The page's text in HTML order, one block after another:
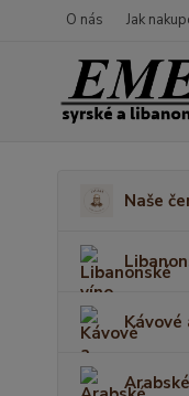
O nás Jak
Naše
Kávové